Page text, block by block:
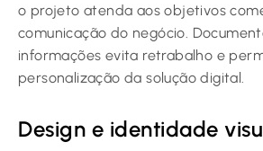
o projeto atenda aos objetivos
comunicação do negócio.
informações evita retrabalho e
personalização da solução digital.
Design e identidade